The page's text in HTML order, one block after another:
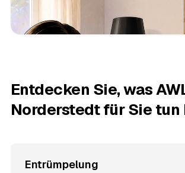
Entdecken Sie, was
Norderstedt für Sie tun
Entrümpelung